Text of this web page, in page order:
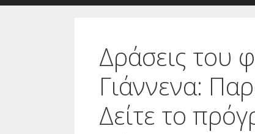
Δράσεις του
Γιάννενα:
Δείτε το